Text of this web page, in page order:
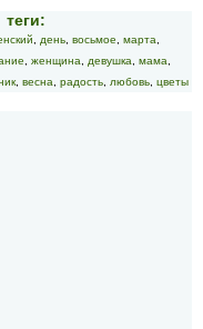
теги:
день, восьмое марта
женщина девушка мама
весна радость любовь цветы